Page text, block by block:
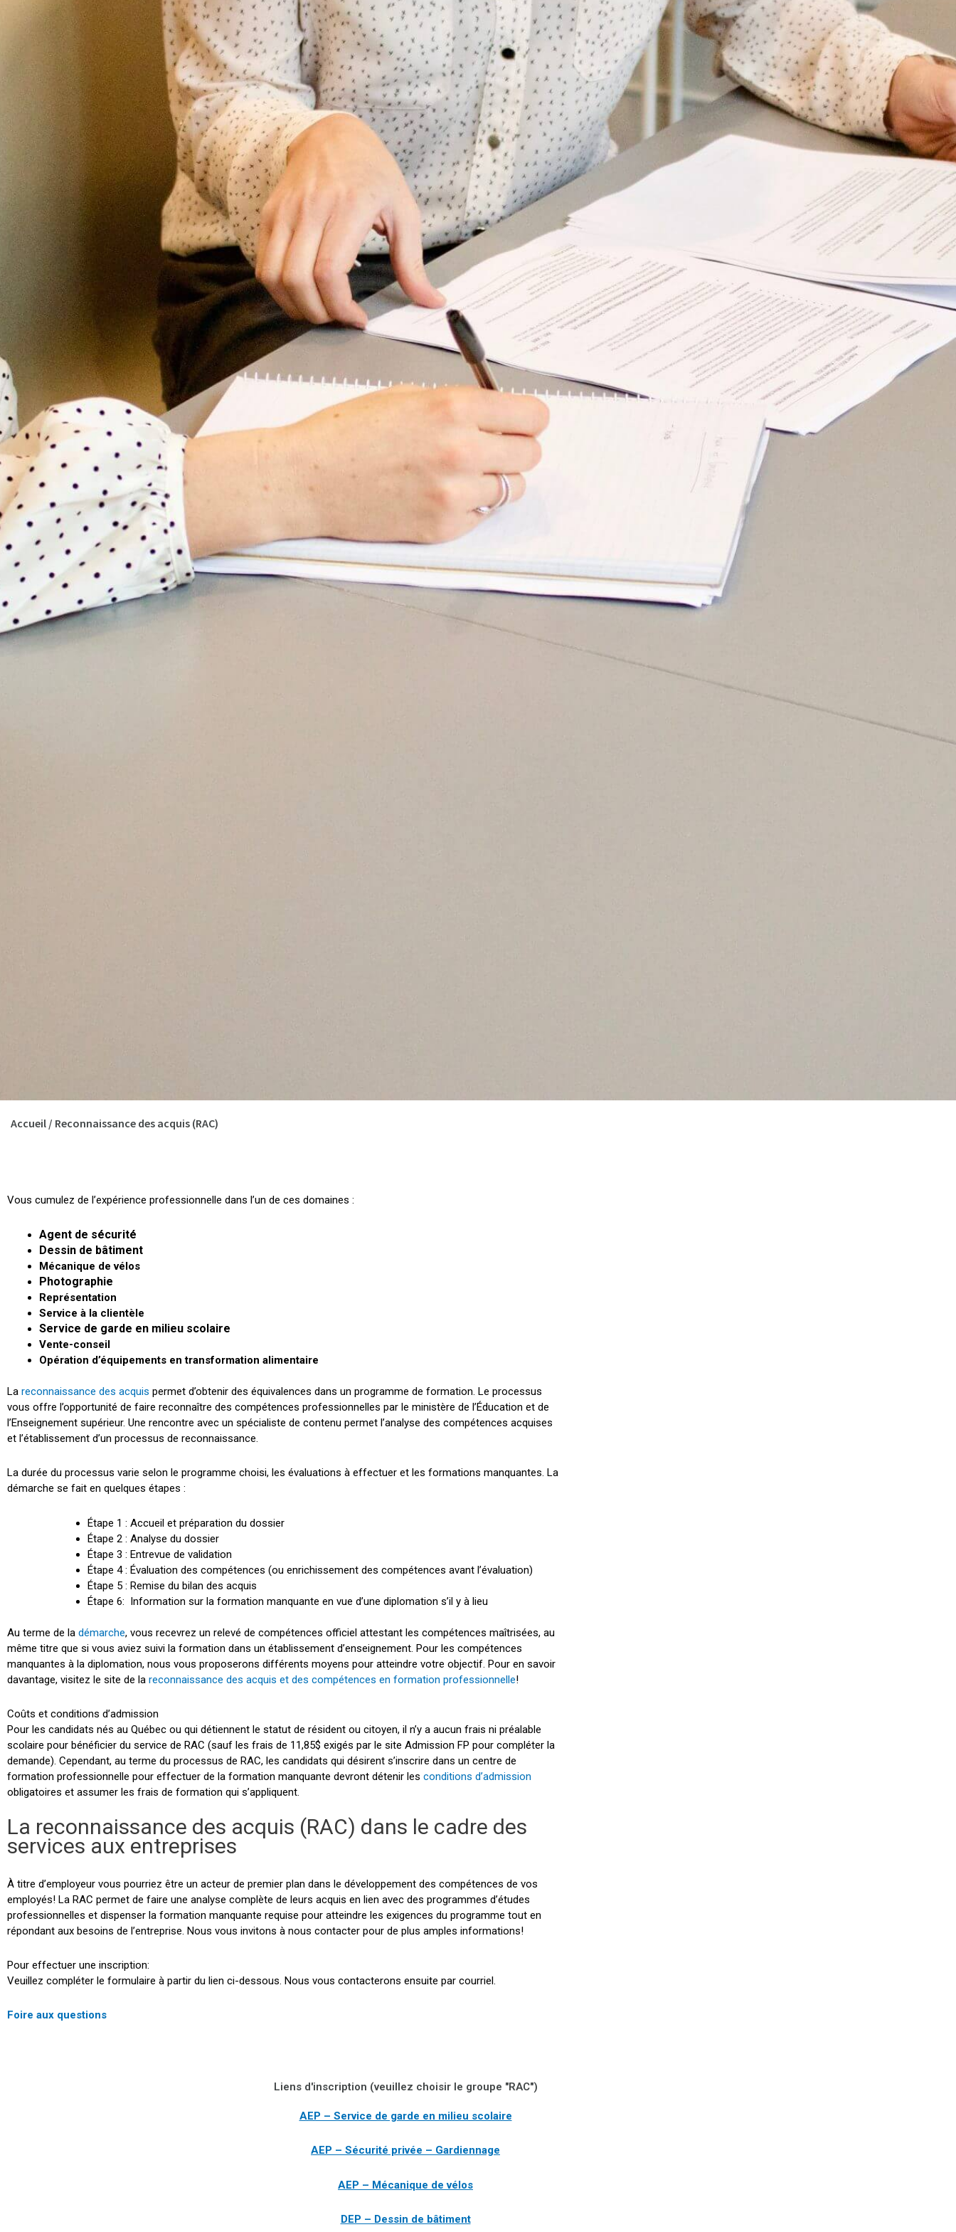
Accueil / Reconnaissance des acquis (RAC)
Vous cumulez de l’expérience professionnelle dans l’un de ces domaines :
Agent de sécurité
Dessin de bâtiment
Mécanique de vélos
Photographie
Représentation
Service à la clientèle
Service de garde en milieu scolaire
Vente-conseil
Opération d’équipements en transformation alimentaire
La reconnaissance des acquis permet d’obtenir des équivalences dans un programme de formation. Le processus
vous offre l’opportunité de faire reconnaître des compétences professionnelles par le ministère de l’Éducation et de
l’Enseignement supérieur. Une rencontre avec un spécialiste de contenu permet l’analyse des compétences acquises
et l’établissement d’un processus de reconnaissance.
La durée du processus varie selon le programme choisi, les évaluations à effectuer et les formations manquantes. La
démarche se fait en quelques étapes :
Étape 1 : Accueil et préparation du dossier
Étape 2 : Analyse du dossier
Étape 3 : Entrevue de validation
Étape 4 : Évaluation des compétences (ou enrichissement des compétences avant l’évaluation)
Étape 5 : Remise du bilan des acquis
Étape 6: Information sur la formation manquante en vue d’une diplomation s’il y à lieu
Au terme de la démarche, vous recevrez un relevé de compétences officiel attestant les compétences maîtrisées, au
même titre que si vous aviez suivi la formation dans un établissement d’enseignement. Pour les compétences
manquantes à la diplomation, nous vous proposerons différents moyens pour atteindre votre objectif. Pour en savoir
davantage, visitez le site de la reconnaissance des acquis et des compétences en formation professionnelle!
Coûts et conditions d’admission
Pour les candidats nés au Québec ou qui détiennent le statut de résident ou citoyen, il n’y a aucun frais ni préalable
scolaire pour bénéficier du service de RAC (sauf les frais de 11,85$ exigés par le site Admission FP pour compléter la
demande). Cependant, au terme du processus de RAC, les candidats qui désirent s’inscrire dans un centre de
formation professionnelle pour effectuer de la formation manquante devront détenir les conditions d’admission
obligatoires et assumer les frais de formation qui s’appliquent.
La reconnaissance des acquis (RAC) dans le cadre des
services aux entreprises
À titre d’employeur vous pourriez être un acteur de premier plan dans le développement des compétences de vos
employés! La RAC permet de faire une analyse complète de leurs acquis en lien avec des programmes d’études
professionnelles et dispenser la formation manquante requise pour atteindre les exigences du programme tout en
répondant aux besoins de l’entreprise. Nous vous invitons à nous contacter pour de plus amples informations!
Pour effectuer une inscription:
Veuillez compléter le formulaire à partir du lien ci-dessous. Nous vous contacterons ensuite par courriel.
Foire aux questions
Liens d'inscription (veuillez choisir le groupe "RAC")
AEP – Service de garde en milieu scolaire
AEP – Sécurité privée – Gardiennage
AEP – Mécanique de vélos
DEP – Dessin de bâtiment